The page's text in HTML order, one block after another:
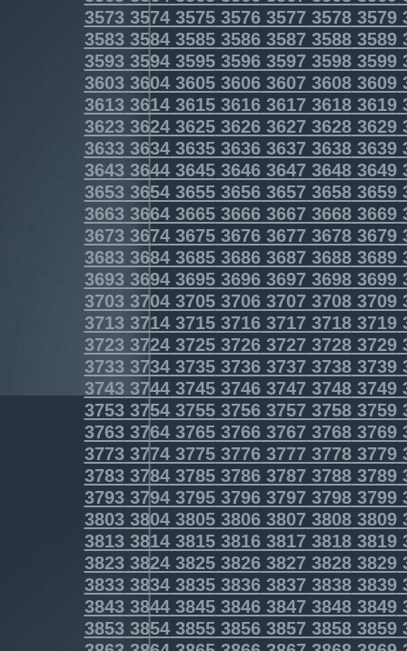
3573357435753576357735783579
3583358435853586358735883589
3593359435953596359735983599
3603360436053606360736083609
3613361436153616361736183619
3623362436253626362736283629
3633363436353636363736383639
3643364436453646364736483649
3653365436553656365736583659
3663366436653666366736683669
3673367436753676367736783679
3683368436853686368736883689
3693369436953696369736983699
3703370437053706370737083709
3713371437153716371737183719
3723372437253726372737283729
3733373437353736373737383739
3743374437453746374737483749
3753375437553756375737583759
3763376437653766376737683769
3773377437753776377737783779
3783378437853786378737883789
3793379437953796379737983799
3803380438053806380738083809
3813381438153816381738183819
3823382438253826382738283829
3833383438353836383738383839
3843384438453846384738483849
3853385438553856385738583859